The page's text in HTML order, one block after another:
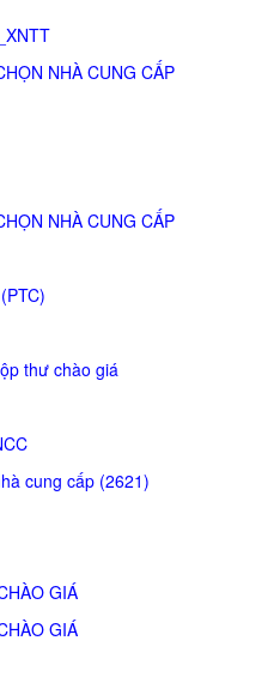
NHÀ CUNG CẤP
NHÀ CUNG CẤP
thư chào giá
cung cấp (2621)
GIÁ
GIÁ